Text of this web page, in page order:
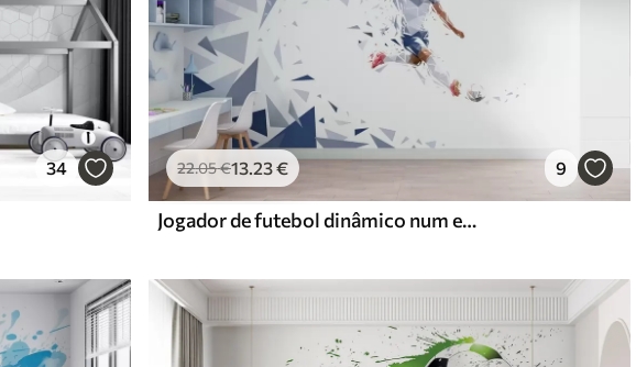
34 22.05€13.23€ 9
Jogador de futebol dinâmico num estilo low-poly, a bater na bola